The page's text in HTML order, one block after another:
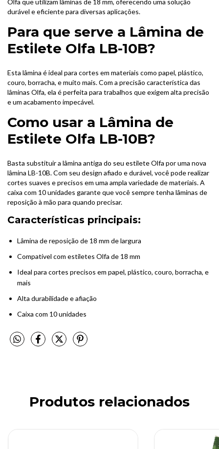
durável e eficiente para diversas aplicações.
Para que serve a Lâmina de
Estilete Olfa LB-10B?
Esta lâmina é ideal para cortes em materiais como papel, plástico,
couro, borracha, e muito mais. Com a precisão característica das
lâminas Olfa, ela é perfeita para trabalhos que exigem alta precisão
e um acabamento impecável.
Como usar a Lâmina de
Estilete Olfa LB-10B?
Basta substituir a lâmina antiga do seu estilete Olfa por uma nova
lâmina LB-10B. Com seu design afiado e durável, você pode realizar
cortes suaves e precisos em uma ampla variedade de materiais. A
caixa com 10 unidades garante que você sempre tenha lâminas de
reposição à mão para quando precisar.
Características principais:
Lâmina de reposição de 18 mm de largura
Compatível com estiletes Olfa de 18 mm
Ideal para cortes precisos em papel, plástico, couro, borracha, e
mais
Alta durabilidade e afiação
Caixa com 10 unidades
Produtos relacionados